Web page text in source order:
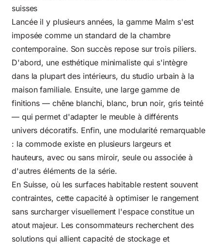
suisses
Lancée il y plusieurs années, la gamme Malm s'est
imposée comme un standard de la chambre
contemporaine. Son succès repose sur trois piliers.
D'abord, une esthétique minimaliste qui s'intègre
dans la plupart des intérieurs, du studio urbain à la
maison familiale. Ensuite, une large gamme de
finitions — chêne blanchi, blanc, brun noir, gris teinté
— qui permet d'adapter le meuble à différents
univers décoratifs. Enfin, une modularité remarquable
: la commode existe en plusieurs largeurs et
hauteurs, avec ou sans miroir, seule ou associée à
d'autres éléments de la série.
En Suisse, où les surfaces habitable restent souvent
contraintes, cette capacité à optimiser le rangement
sans surcharger visuellement l'espace constitue un
atout majeur. Les consommateurs recherchent des
solutions qui allient capacité de stockage et